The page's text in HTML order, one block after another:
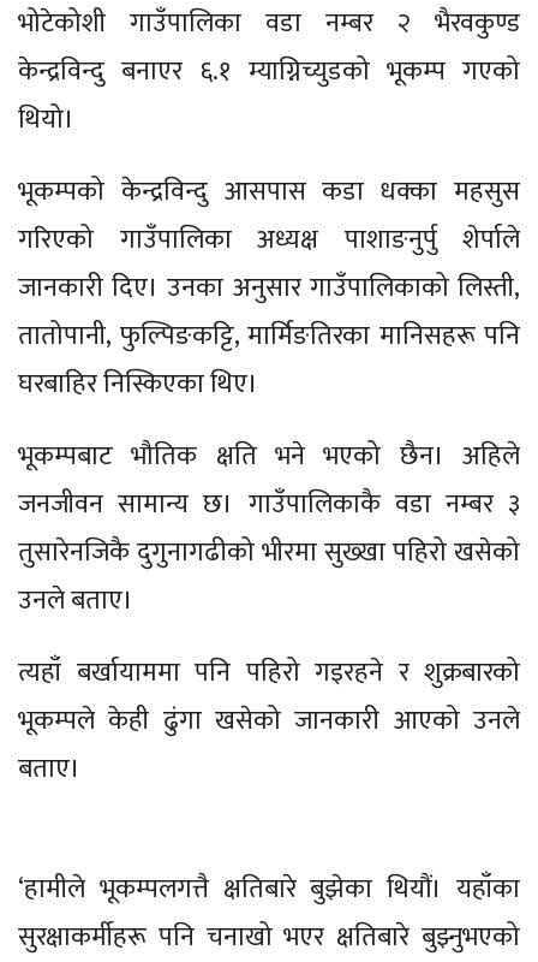
भोटेकोशी गाउँपालिका वडा नम्बर २ भैरवकुण्ड
केन्द्रविन्दु बनाएर ६.१ म्याग्निच्युडको भूकम्प गएको
थियो।
भूकम्पको केन्द्रविन्दु आसपास कडा धक्का महसुस
गरिएको गाउँपालिका अध्यक्ष पाशाङनुर्पु शेर्पाले
जानकारी दिए। उनका अनुसार गाउँपालिकाको लिस्ती,
तातोपानी, फुल्पिङकट्टि, मार्मिङतिरका मानिसहरू पनि
घरबाहिर निस्किएका थिए।
भूकम्पबाट भौतिक क्षति भने भएको छैन। अहिले
जनजीवन सामान्य छ। गाउँपालिकाकै वडा नम्बर ३
तुसारेनजिकै दुगुनागढीको भीरमा सुख्खा पहिरो खसेको
उनले बताए।
त्यहाँ बर्खायाममा पनि पहिरो गइरहने र शुक्रबारको
भूकम्पले केही ढुंगा खसेको जानकारी आएको उनले
बताए।
‘हामीले भूकम्पलगत्तै क्षतिबारे बुझेका थियौं। यहाँका
सुरक्षाकर्मीहरू पनि चनाखो भएर क्षतिबारे बुझ्नुभएको